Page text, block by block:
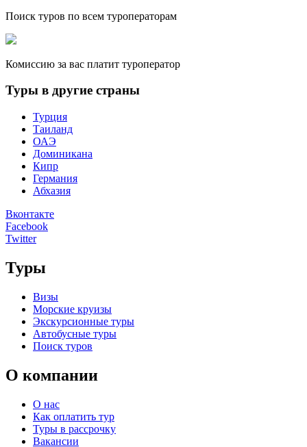
Поиск туров по всем туроператорам
Комиссию за вас платит туроператор
Туры в другие страны
Турция
Таиланд
ОАЭ
Доминикана
Кипр
Германия
Абхазия
Вконтакте
Facebook
Twitter
Туры
Визы
Морские круизы
Экскурсионные туры
Автобусные туры
Поиск туров
О компании
О нас
Как оплатить тур
Туры в рассрочку
Вакансии